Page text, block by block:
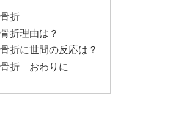
折
折理由は？
折に世間の反応は？
折 おわりに